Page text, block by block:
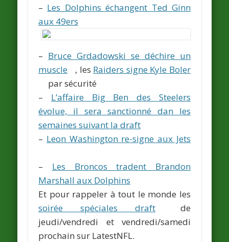
– Les Dolphins échangent Ted Ginn
aux 49ers
– Bruce Grdadowski se déchire un
muscle
, les Raiders signe Kyle Boler
par sécurité
– L’affaire Big Ben des Steelers
évolue, il sera sanctionné dan les
semaines suivant la draft
– Leon Washington re-signe aux Jets
– Les Broncos tradent Brandon
Marshall aux Dolphins
Et pour rappeler à tout le monde les
soirée spéciales draft
de
jeudi/vendredi et vendredi/samedi
prochain sur LatestNFL.